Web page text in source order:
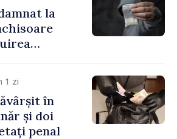
la
1 zi
în
și doi
penal